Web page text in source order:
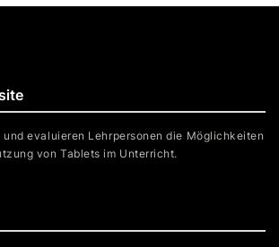
und evaluieren Lehrpersonen die Möglichkeiten
von Tablets im Unterricht.